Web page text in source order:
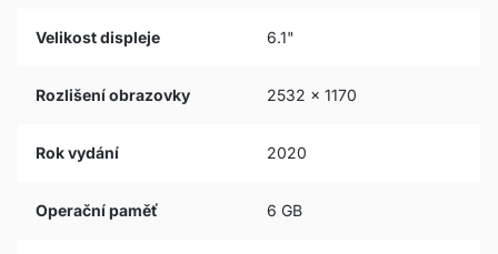
Velikost displeje 6.1"
Rozlišení obrazovky 2532 x 1170
Rok vydání 2020
Operační paměť 6 GB